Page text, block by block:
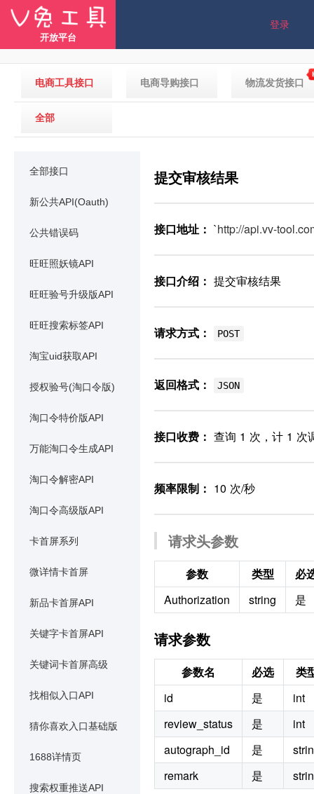
开放平台
登录
电商工具接口 电商导购接口 物流发货接口
全部
全部接口
新公共API(Oauth)
公共错误码
旺旺照妖镜API
旺旺验号升级版API
旺旺搜索标签API
淘宝uid获取API
授权验号(淘口令版)
淘口令特价版API
万能淘口令生成API
淘口令解密API
淘口令高级版API
卡首屏系列
微详情卡首屏
新品卡首屏API
关键字卡首屏API
关键词卡首屏高级
找相似入口API
猜你喜欢入口基础版
1688详情页
搜索权重推送API
提交审核结果
接口地址： `http://api.vv-
接口介绍： 提交审核结果
请求方式： POST
返回格式： JSON
接口收费： 查询 1 次，计 1 次
频率限制： 10 次/秒
请求头参数
参数 类型
必
Authorization
string 是
请求参数
参数名 必选
类
id
是
int
review_status
是
int
autograph_id
是
remark
是